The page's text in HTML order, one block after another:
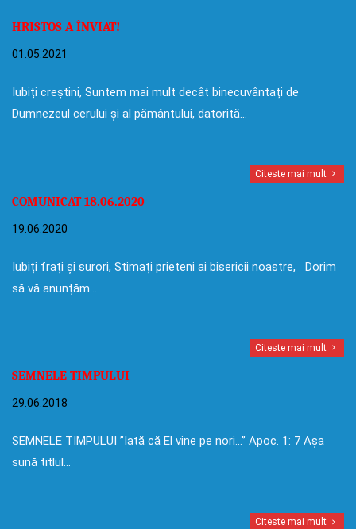
HRISTOS A ÎNVIAT!
01.05.2021
Iubiți creștini, Suntem mai mult decât binecuvântați de
Dumnezeul cerului și al pământului, datorită…
Citeste mai mult
COMUNICAT 18.06.2020
19.06.2020
Iubiți frați și surori, Stimați prieteni ai bisericii noastre, Dorim
să vă anunțăm…
Citeste mai mult
SEMNELE TIMPULUI
29.06.2018
SEMNELE TIMPULUI ”Iată că El vine pe nori…” Apoc. 1: 7 Așa
sună titlul…
Citeste mai mult